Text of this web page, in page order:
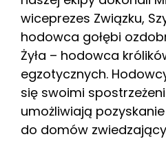
wiceprezes Związku,
hodowca gołębi
Żyła – hodowca
egzotycznych.
się swoimi
umożliwiają
do domów